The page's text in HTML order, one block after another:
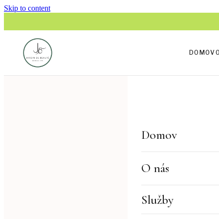
Skip to content
DOMOV
Domov
O nás
Služby
JARDIN DE